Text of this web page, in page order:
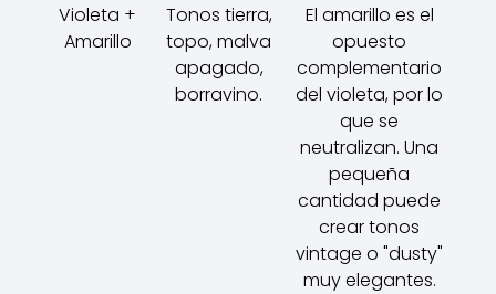
Violeta +
Amarillo
Tonos tierra,
topo, malva
apagado,
borravino.
El amarillo es el
opuesto
complementario
del violeta, por lo
que se
neutralizan. Una
pequeña
cantidad puede
crear tonos
vintage o "dusty"
muy elegantes.